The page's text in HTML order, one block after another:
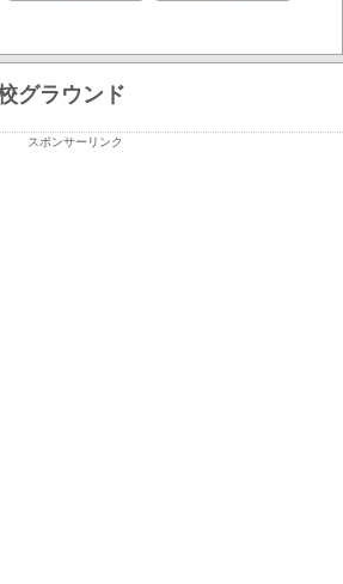
グラウンド
スポンサーリンク